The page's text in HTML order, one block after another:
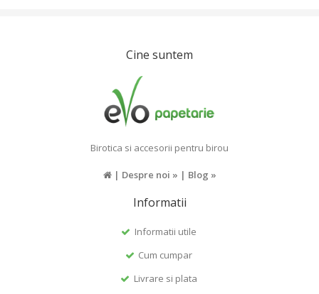
Cine suntem
Birotica si accesorii pentru birou
| Despre noi » | Blog »
Informatii
Informatii utile
Cum cumpar
Livrare si plata